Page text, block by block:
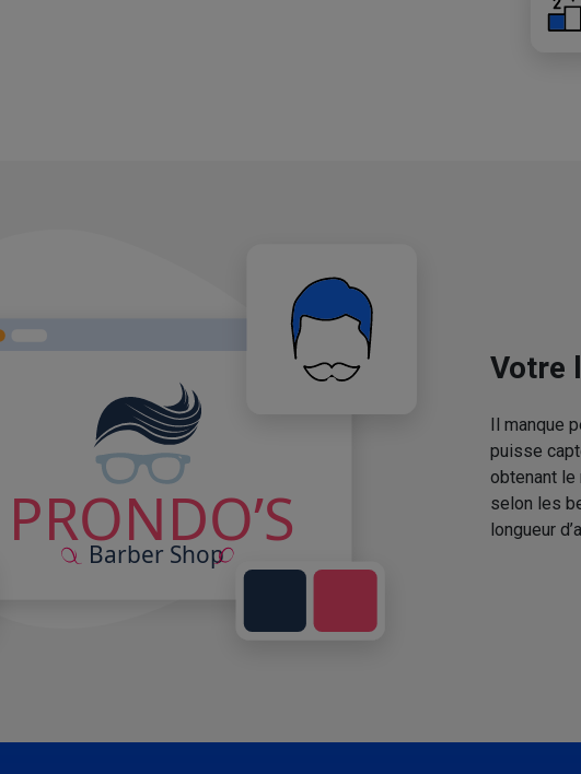
Votre
Il manque
puisse
obtenant
selon les
longueur